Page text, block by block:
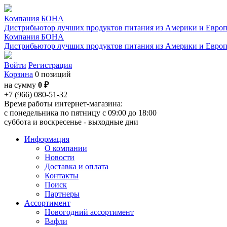
Компания БОНА
Дистрибьютор лучших продуктов питания из Америки и
Компания БОНА
Дистрибьютор лучших продуктов питания из Америки и
Войти Регистрация
Корзина 0 позиций
на сумму 0 ₽
+7 (966) 080-51-32
Время работы интернет-магазина:
с понедельника по пятницу с 09:00 до 18:00
суббота и воскресенье - выходные дни
Информация
О компании
Новости
Доставка и оплата
Контакты
Поиск
Партнеры
Ассортимент
Новогодний ассортимент
Вафли